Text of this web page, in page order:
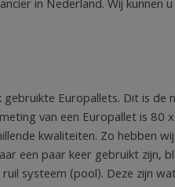
in Nederland. Wij kunnen
Europallets. Dit is de
van een Europallet is 80
kwaliteiten. Zo hebben
een paar keer gebruikt zijn,
systeem (pool). Deze zijn